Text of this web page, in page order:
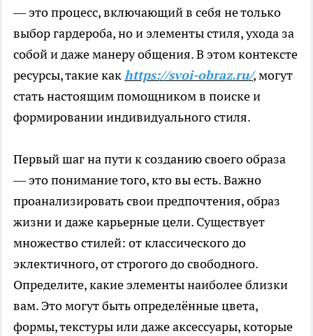
— это процесс, включающий в себя не только
выбор гардероба, но и элементы стиля, ухода за
собой и даже манеру общения. В этом контексте
ресурсы, такие какhttps://svoi-obraz.ru/, могут
стать настоящим помощником в поиске и
формировании индивидуального стиля.
Первый шаг на пути к созданию своего образа
— это понимание того, кто вы есть. Важно
проанализировать свои предпочтения, образ
жизни и даже карьерные цели. Существует
множество стилей: от классического до
эклектичного, от строгого до свободного.
Определите, какие элементы наиболее близки
вам. Это могут быть определённые цвета,
формы, текстуры или даже аксессуары, которые